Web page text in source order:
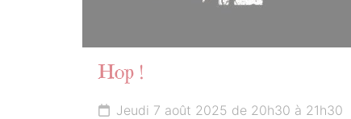
Hop !
Jeudi 7 août 2025 de 20h30 à 21h30